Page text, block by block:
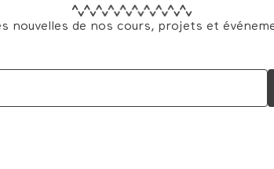
nouvelles de nos cours, projets et